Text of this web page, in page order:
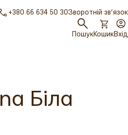
+380 66 634 50 30Зворотній зв’язок
ПошукКошикВхід
Біла